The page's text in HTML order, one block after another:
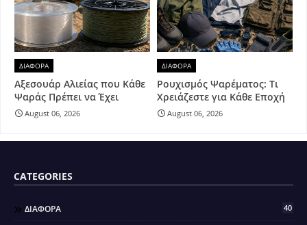
ΔΙΑΦΟΡΑ
Αξεσουάρ Αλιείας που Κάθε
Ψαράς Πρέπει να Έχει
August 06, 2026
ΔΙΑΦΟΡΑ
Ρουχισμός Ψαρέματος: Τι
Χρειάζεστε για Κάθε Εποχή
August 06, 2026
CATEGORIES
ΔΙΑΦΟΡΑ 40